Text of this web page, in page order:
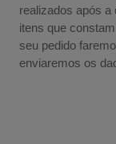
realizados após
itens que
seu pedido
enviaremos os